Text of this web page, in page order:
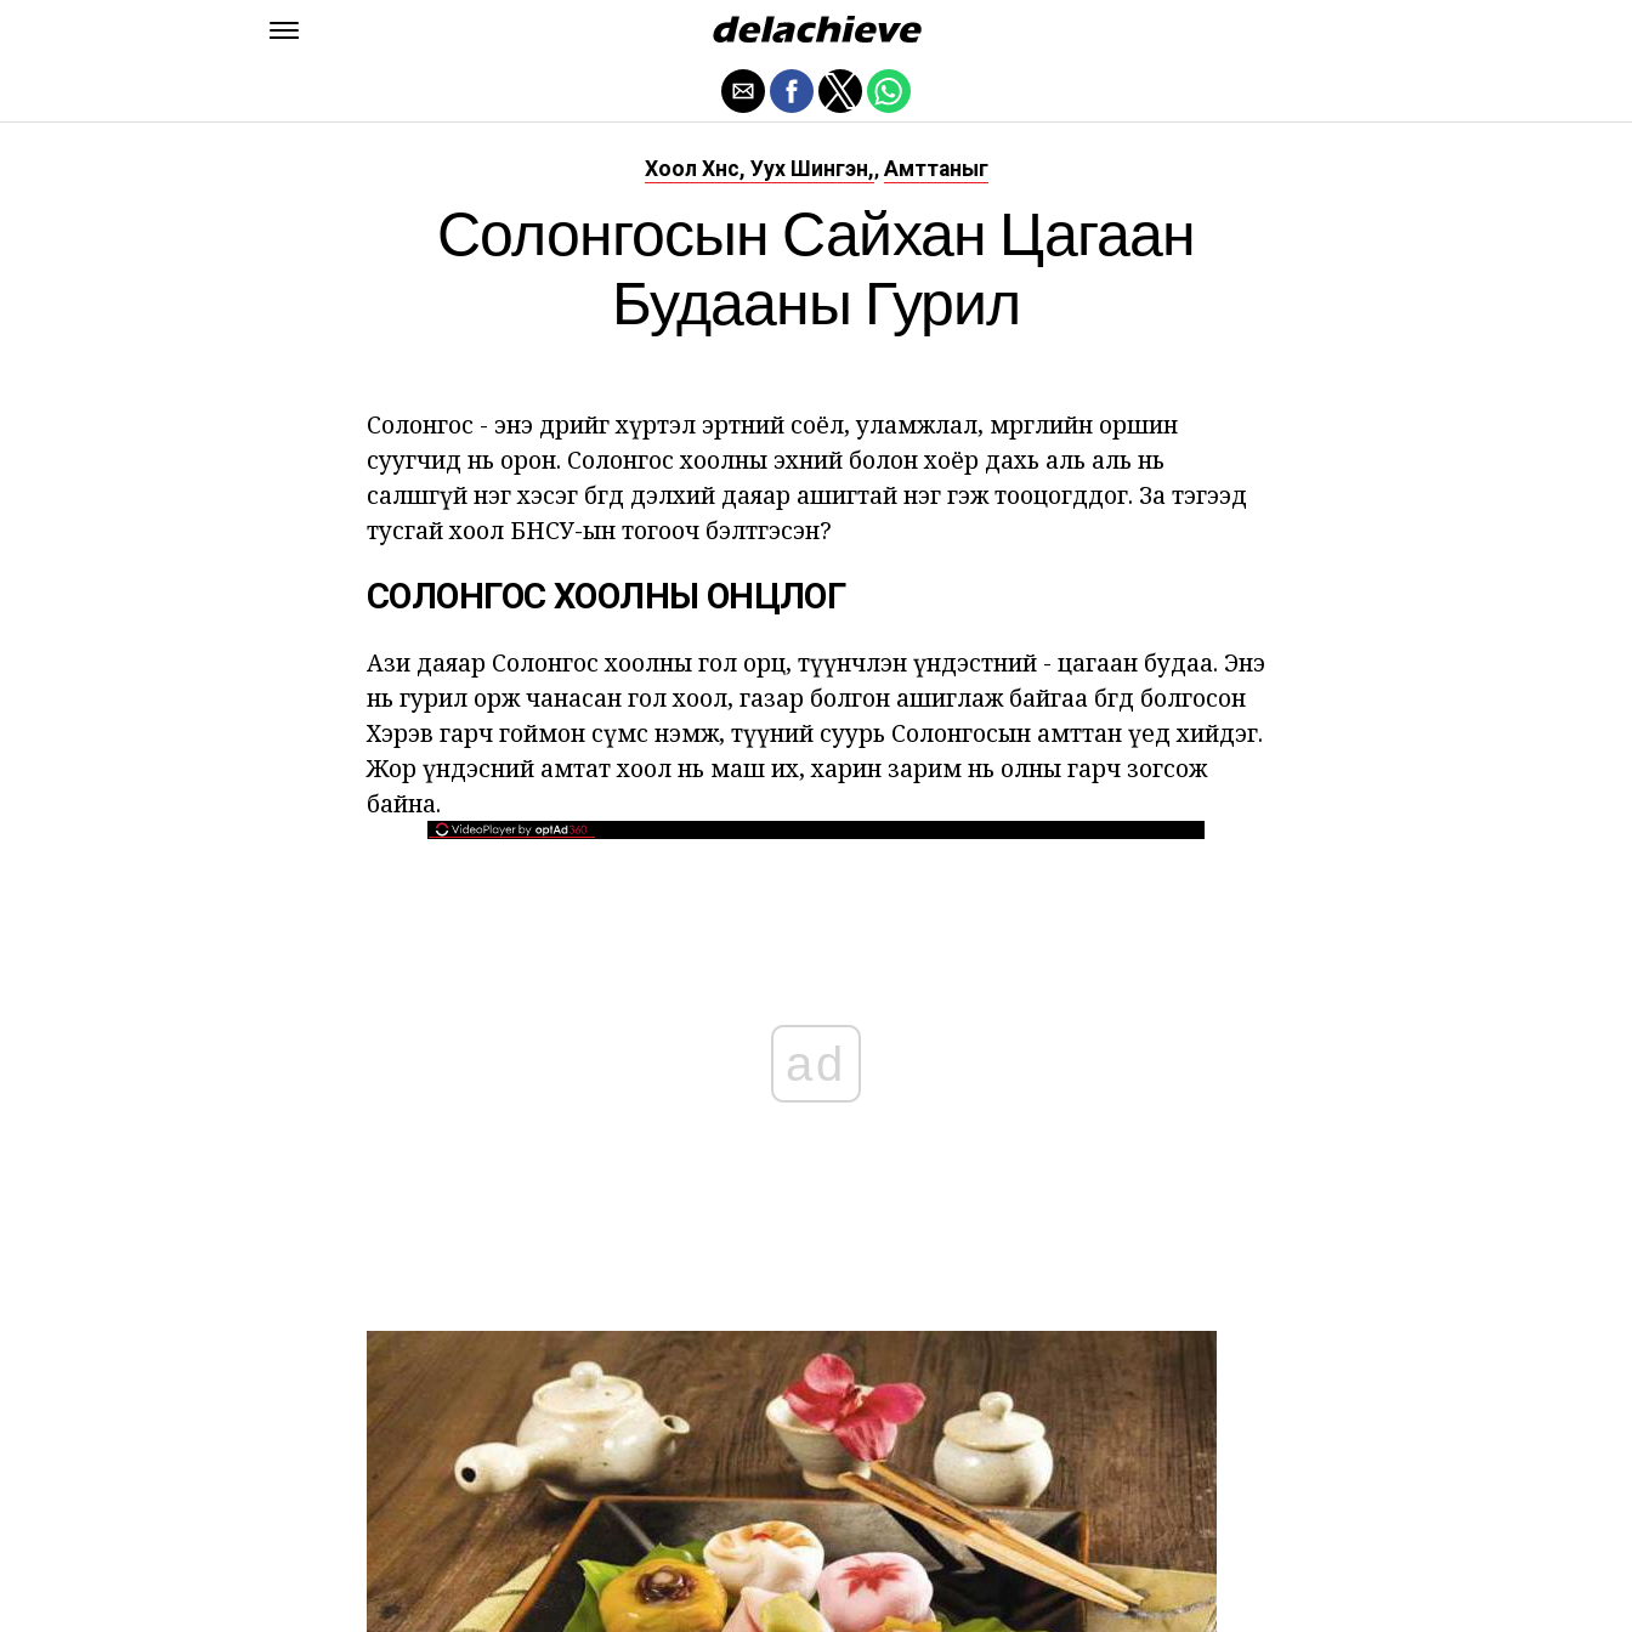
Хоол Хүнс, Уух Шингэн,, Амттаныг
Солонгосын Сайхан Цагаан
Будааны Гурил
Солонгос - энэ өдрийг хүртэл эртний соёл, уламжлал, мөргөлийн оршин
суугчид нь орон. Солонгос хоолны эхний болон хоёр дахь аль аль нь
салшгүй нэг хэсэг бөгөөд дэлхий даяар ашигтай нэг гэж тооцогддог. За тэгээд
тусгай хоол БНСУ-ын тогооч бэлтгэсэн?
СОЛОНГОС ХООЛНЫ ОНЦЛОГ
Ази даяар Солонгос хоолны гол орц, түүнчлэн үндэстний - цагаан будаа. Энэ
нь гурил орж чанасан гол хоол, газар болгон ашиглаж байгаа бөгөөд болгосон
Хэрэв гарч гоймон сүмс нэмж, түүний суурь Солонгосын амттан үед хийдэг.
Жор үндэсний амтат хоол нь маш их, харин зарим нь олны гарч зогсож
байна.
ad